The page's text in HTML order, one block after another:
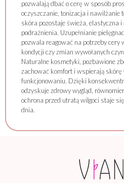
pozwalają dbać o cerę w sposób
oczyszczanie, tonizacja i nawilżanie
skóra pozostaje świeża, elastyczna
podrażnienia. Uzupełnianie
pozwala reagować na potrzeby cery
kondycji czy zmian wywołanych
Naturalne kosmetyki, pozbawione
zachować komfort i wspierają skórę
funkcjonowaniu. Dzięki
odzyskuje zdrowy wygląd,
ochrona przed utratą wilgoci staje
dnia.